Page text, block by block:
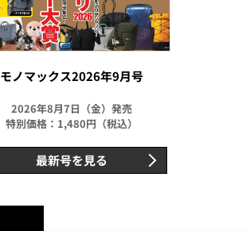
モノマックス2026年9月号
2026年8月7日（金）発売
特別価格：1,480円（税込）
最新号を見る